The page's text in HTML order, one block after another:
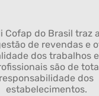
Cofap do Brasil traz
de revendas e
dos trabalhos
são de
responsabilidade dos
estabelecimentos.